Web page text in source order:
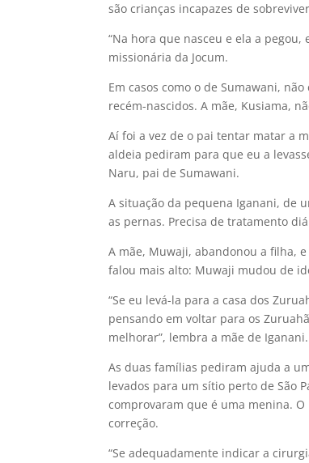
são crianças incapazes de
“Na hora que nasceu e ela a
missionária da Jocum.
Em casos como o de Sumawani,
recém-nascidos. A mãe, Kusiama,
Aí foi a vez de o pai tentar matar a
aldeia pediram para que eu a
Naru, pai de Sumawani.
A situação da pequena Iganani, de
as pernas. Precisa de tratamento
A mãe, Muwaji, abandonou a filha,
falou mais alto: Muwaji mudou de
“Se eu levá-la para a casa dos
pensando em voltar para os
melhorar”, lembra a mãe de Iganani.
As duas famílias pediram ajuda a
levados para um sítio perto de São
comprovaram que é uma menina.
correção.
“Se adequadamente indicar a